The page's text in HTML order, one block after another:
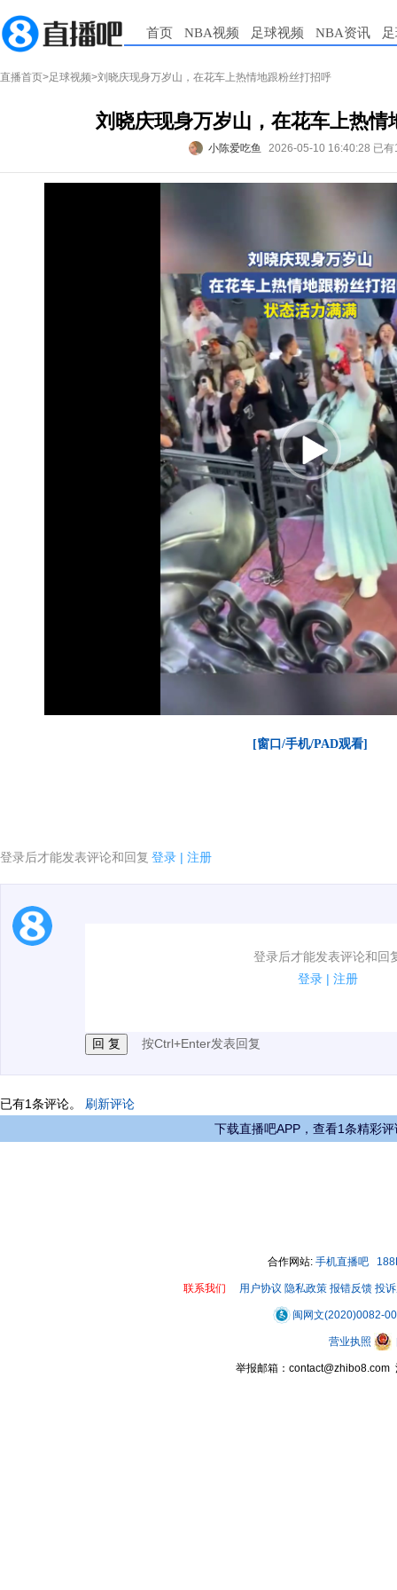
首页 NBA视频 足球视频 NBA资讯
直播首页>足球视频>刘晓庆现身万岁山，在花车上热情地跟粉丝打招呼
刘晓庆现身万岁山，在花车上热情
小陈爱吃鱼 2026-05-10 16:40:28 已有
[窗口/手机/PAD观看]
登录后才能发表评论和回复 登录 | 注册
登录后才能发表评论和回
登录 | 注册
1.电脑端新用户可以发表评论了！
按Ctrl+Enter发表回复
已有1条评论。 刷新评论
下载直播吧APP，查看1条精彩评
合作网站: 手机直播吧
联系我们 用户协议 隐私政策 报错反馈 投
闽网文(2020)0082-
营业执照
举报邮箱：